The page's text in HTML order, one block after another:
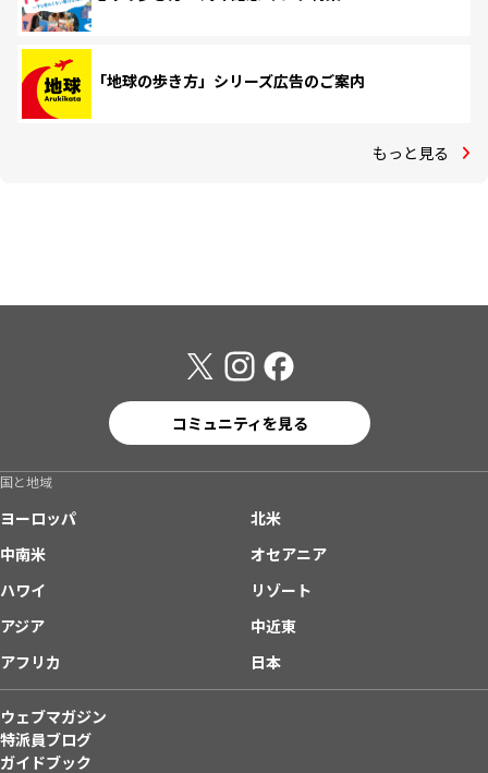
「地球の歩き方」シリーズ広告のご案内
もっと見る
コミュニティを見る
国と地域
ヨーロッパ
北米
中南米
オセアニア
ハワイ
リゾート
アジア
中近東
アフリカ
日本
ウェブマガジン
特派員ブログ
ガイドブック